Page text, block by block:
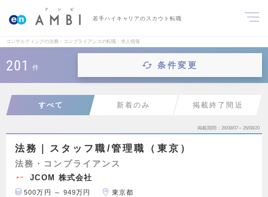
若手ハイキャリアのスカウト転職
コンサルティングの法務・コンプライアンスの転職・求人情報
201 件 条件変更
すべて 新着のみ 掲載終了間近
掲載期間 26/08/07～26/08/20
法務｜スタッフ職/管理職（東京）
法務・コンプライアンス
JCOM 株式会社
500万円 ～ 949万円 東京都